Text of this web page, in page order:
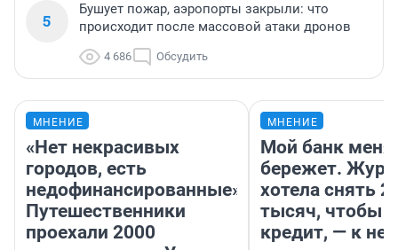
5
Бушует пожар, аэропорты закрыли: что
происходит после массовой атаки дронов
4 686 Обсудить
МНЕНИЕ
«Нет некрасивых
городов, есть
недофинансированные».
Путешественники
проехали 2000
МНЕНИЕ
Мой банк меня
бережет.
хотела снять
тысяч, чтобы
кредит, — к